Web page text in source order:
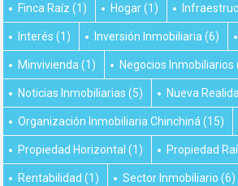
Finca Raíz (1) Hogar(1)
Interés (1) Inversión Inmobiliaria (6)
Minvivienda (1) Negocios Inmobiliarios
Noticias Inmobiliarias (5) Nueva
Organización Inmobiliaria Chinchiná (15)
Propiedad Horizontal (1) Propiedad
Rentabilidad (1) Sector Inmobiliario (6)